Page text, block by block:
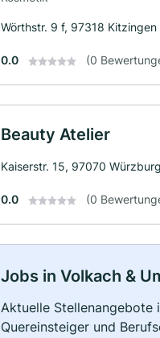
Wörthstr. 9 f, 97318 Kitzingen
0.0 (0
Beauty Atelier
Kaiserstr. 15, 97070 Würzburg
0.0 (0
Jobs in Volkach &
Aktuelle Stellenangebote
Quereinsteiger und